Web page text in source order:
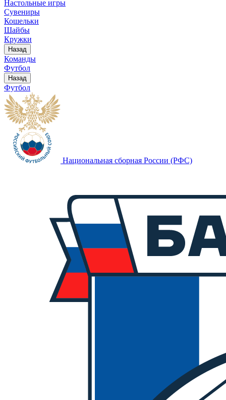
Настольные игры
Сувениры
Кошельки
Шайбы
Кружки
Назад
Команды
Футбол
Назад
Футбол
Национальная сборная России (РФС)